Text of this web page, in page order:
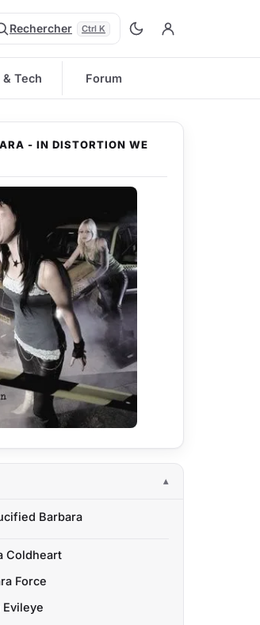
Rechercher Ctrl K
Tech Forum
- IN DISTORTION WE
Barbara
Coldheart
Force
Evileye